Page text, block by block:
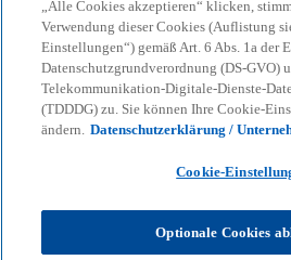
„Alle Cookies akzeptieren“ klicken,
Verwendung dieser Cookies (Auflistung
Einstellungen“) gemäß Art. 6 Abs. 1a der
Datenschutzgrundverordnung (DS-GVO)
Telekommunikation-Digitale-Dienste-
(TDDDG) zu. Sie können Ihre Cookie-
ändern. Datenschutzerklärung /
Cookie-
Optionale Cookies